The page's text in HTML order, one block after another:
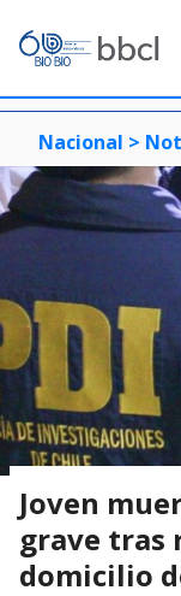
Nacional >
Joven
grave tras
domicilio